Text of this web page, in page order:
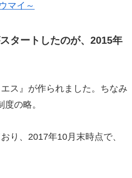
マイ～
タートしたのが、2015年
ス』が作られました。ちなみ
の略。
り、2017年10月末時点で、